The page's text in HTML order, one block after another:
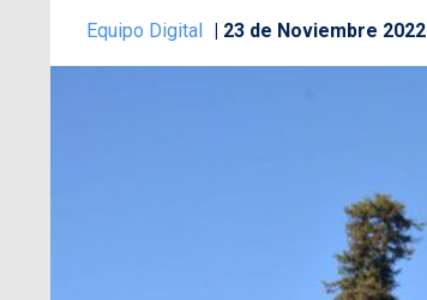
Equipo Digital 23 de Noviembre 2022